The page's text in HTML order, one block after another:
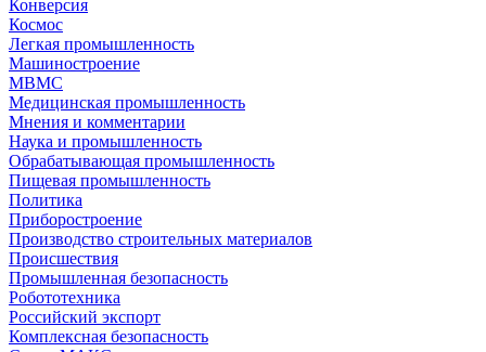
Конверсия
Космос
Легкая промышленность
Машиностроение
МВМС
Медицинская промышленность
Мнения и комментарии
Наука и промышленность
Обрабатывающая промышленность
Пищевая промышленность
Политика
Приборостроение
Производство строительных материалов
Происшествия
Промышленная безопасность
Робототехника
Российский экспорт
Комплексная безопасность